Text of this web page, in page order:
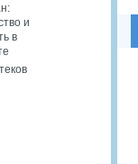
и
в